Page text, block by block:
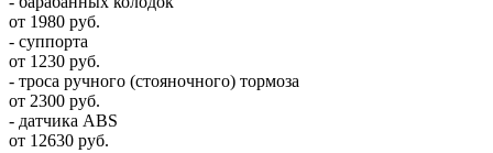
от 1980 руб.
- суппорта
от 1230 руб.
- троса ручного (стояночного) тормоза
от 2300 руб.
- датчика ABS
от 12630 руб.